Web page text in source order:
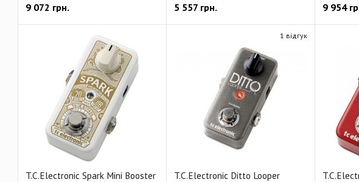
9 072 грн. 5 557грн. 9 954
T.C.Electronic Spark Mini Booster
T.C.Electronic Ditto Looper
1 відгук